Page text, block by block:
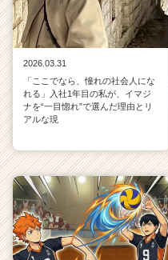
2026.03.31
「ここでなら、憧れの社会人にな
れる」入社1年目の私が、イマジ
ナを“一目惚れ”で選んだ理由とリ
アルな現